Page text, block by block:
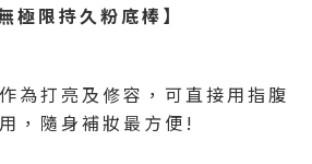
極限持久粉底棒】
為打亮及修容，可直接用指腹
，隨身補妝最方便!